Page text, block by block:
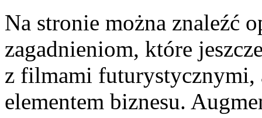
Na stronie można znaleźć
zagadnieniom, które
z filmami futurystycznymi,
elementem biznesu.